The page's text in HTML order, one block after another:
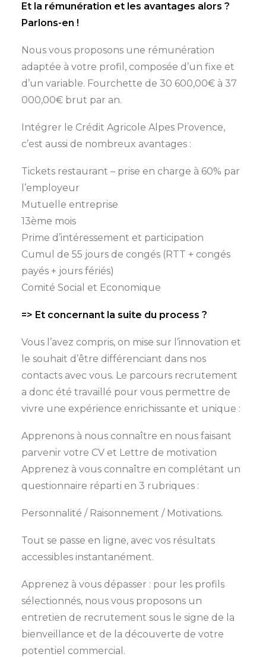
Et la rémunération et les avantages alors ?
Parlons-en !
Nous vous proposons une rémunération
adaptée à votre profil, composée d’un fixe et
d’un variable. Fourchette de 30 600,00€ à 37
000,00€ brut par an.
Intégrer le Crédit Agricole Alpes Provence,
c’est aussi de nombreux avantages :
Tickets restaurant – prise en charge à 60% par
l’employeur
Mutuelle entreprise
13ème mois
Prime d’intéressement et participation
Cumul de 55 jours de congés (RTT + congés
payés + jours fériés)
Comité Social et Economique
=> Et concernant la suite du process ?
Vous l’avez compris, on mise sur l’innovation et
le souhait d’être différenciant dans nos
contacts avec vous. Le parcours recrutement
a donc été travaillé pour vous permettre de
vivre une expérience enrichissante et unique :
Apprenons à nous connaître en nous faisant
parvenir votre CV et Lettre de motivation
Apprenez à vous connaître en complétant un
questionnaire réparti en 3 rubriques :
Personnalité / Raisonnement / Motivations.
Tout se passe en ligne, avec vos résultats
accessibles instantanément.
Apprenez à vous dépasser : pour les profils
sélectionnés, nous vous proposons un
entretien de recrutement sous le signe de la
bienveillance et de la découverte de votre
potentiel commercial.